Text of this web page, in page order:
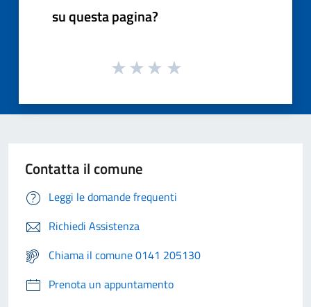
su questa pagina?
Contatta il comune
Leggi le domande frequenti
Richiedi Assistenza
Chiama il comune 0141 205130
Prenota un appuntamento